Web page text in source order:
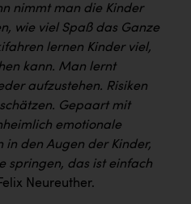
nimmt man die Kinder
wie viel Spaß das Ganze
lernen Kinder viel,
kann. Man lernt
aufzustehen. Risiken
Gepaart mit
emotionale
in den Augen der Kinder,
springen, das ist einfach
Neureuther.